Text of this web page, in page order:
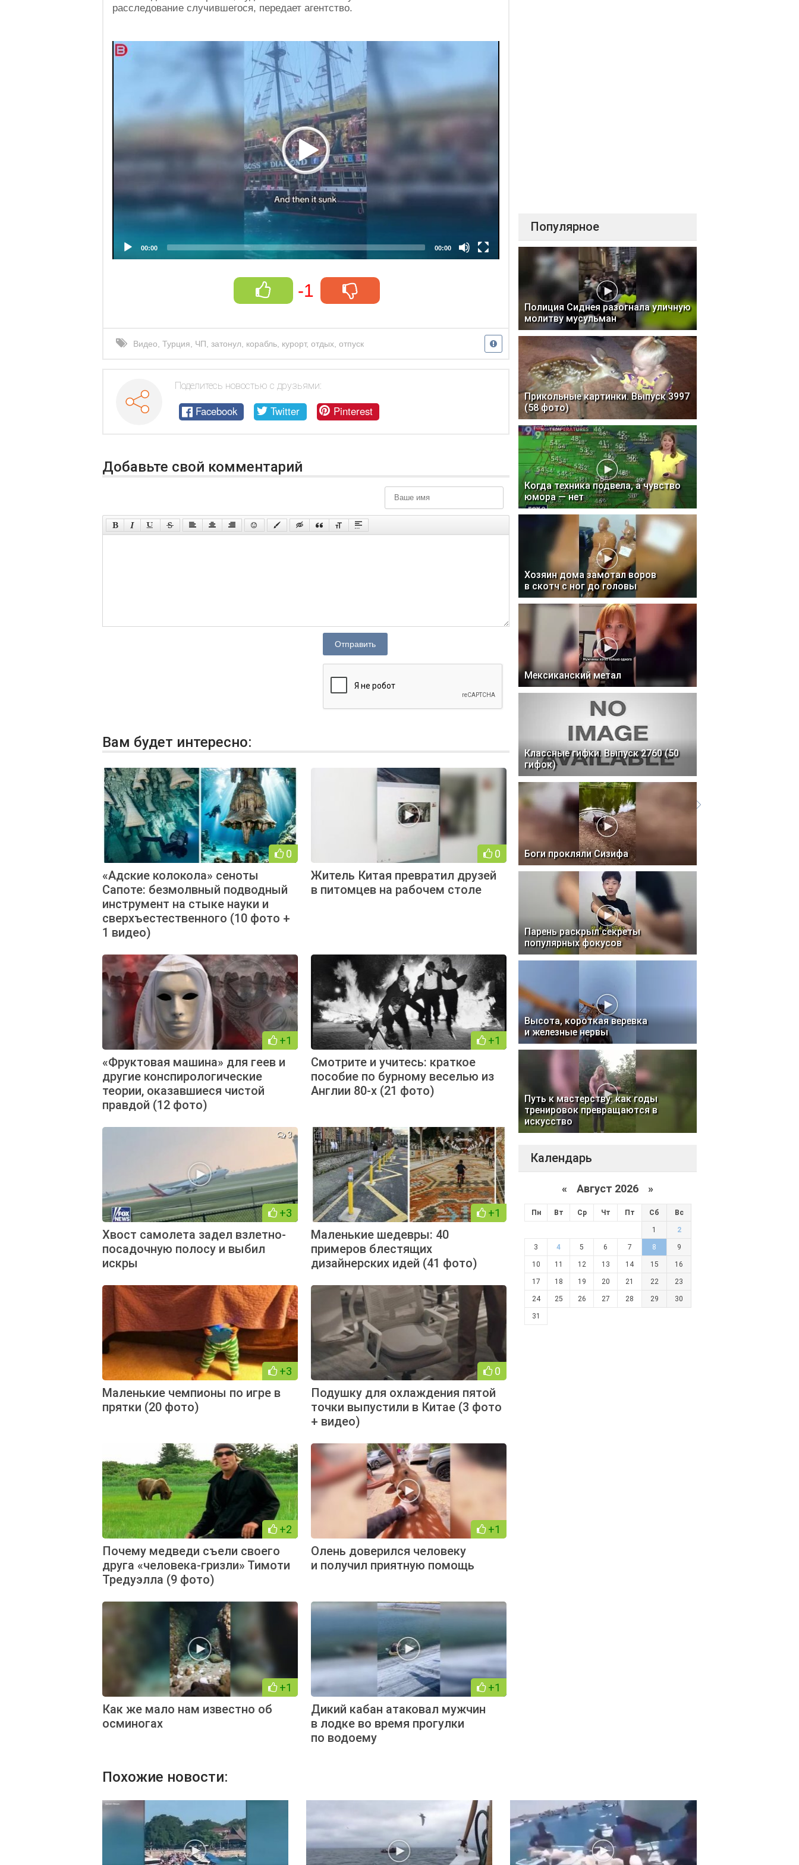
расследование случившегося, передает агентство.
Video
Player
00:00 00:00
-1
Видео Турция ЧП затонул корабль курорт, отдых отпуск
Поделитесь новостью с друзьями:
Facebook Twitter Pinterest
Добавьте свой комментарий
Отправить
Вам будет интересно:
0
«Адские колокола» сеноты
Сапоте: безмолвный подводный
инструмент на стыке науки и
сверхъестественного (10 фото +
1 видео)
0
Житель Китая превратил друзей
в питомцев на рабочем столе
+1
«Фруктовая машина» для геев и
другие конспирологические
теории, оказавшиеся чистой
правдой (12 фото)
+1
Смотрите и учитесь: краткое
пособие по бурному веселью из
Англии 80-х (21 фото)
+3
3
Хвост самолета задел взлетно-
посадочную полосу и выбил
искры
+1
Маленькие шедевры: 40
примеров блестящих
дизайнерских идей (41 фото)
+3
Маленькие чемпионы по игре в
прятки (20 фото)
0
Подушку для охлаждения пятой
точки выпустили в Китае (3 фото
+ видео)
+2
Почему медведи съели своего
друга «человека-гризли» Тимоти
Тредуэлла (9 фото)
+1
Олень доверился человеку
и получил приятную помощь
+1
Как же мало нам известно об
осминогах
+1
Дикий кабан атаковал мужчин
в лодке во время прогулки
по водоему
Популярное
Полиция Сиднея разогнала уличную
молитву мусульман
Прикольные картинки. Выпуск 3997
(58 фото)
Когда техника подвела, а чувство
юмора — нет
Хозяин дома замотал воров
в скотч с ног до головы
Мексиканский метал
Классные гифки. Выпуск 2760 (50
гифок)
Боги прокляли Сизифа
Парень раскрыл секреты
популярных фокусов
Высота, короткая веревка
и железные нервы
Путь к мастерству: как годы
тренировок превращаются в
искусство
Календарь
« Август 2026 »
Пн Вт Ср Чт Пт Сб Вс
1 2
3 4 5 6 7 8 9
10 11 12 13 14 15 16
17 18 19 20 21 22 23
24 25 26 27 28 29 30
31
Похожие новости: